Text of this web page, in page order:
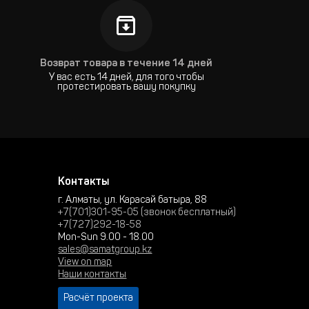
работу в любых условиях.
с другими устройствами делают эту систему
затраты.
конфиденциальность и защиту от
способную удовлетворить все потребности
Возврат товара в течение 14 дней
У вас есть 14 дней, для того чтобы
протестировать вашу покупку
Контакты
г. Алматы, ул. Карасай батыра, 88
+7(701)301-95-05 (звонок бесплатный)
+7(727)292-18-58
Mon-Sun 9.00 - 18.00
sales@samatgroup.kz
View on map
Наши контакты
Расчёт проекта